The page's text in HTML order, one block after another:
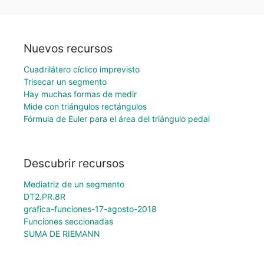
Nuevos recursos
Cuadrilátero cíclico imprevisto
Trisecar un segmento
Hay muchas formas de medir
Mide con triángulos rectángulos
Fórmula de Euler para el área del triángulo pedal
Descubrir recursos
Mediatriz de un segmento
DT2.PR.8R
grafica-funciones-17-agosto-2018
Funciones seccionadas
SUMA DE RIEMANN